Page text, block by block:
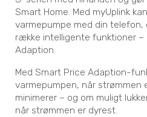
Smart Home. Med myUplink
varmepumpe med din
række intelligente funktioner –
Adaption.
Med Smart Price Adaption-
varmepumpen, når strømmen
minimerer – og om muligt
når strømmen er dyrest.